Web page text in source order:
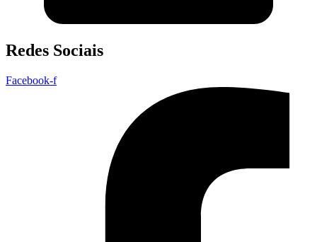
Redes Sociais
Facebook-f